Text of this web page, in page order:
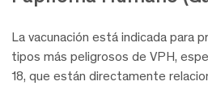
La vacunación está indicada para
tipos más peligrosos de VPH,
18, que están directamente